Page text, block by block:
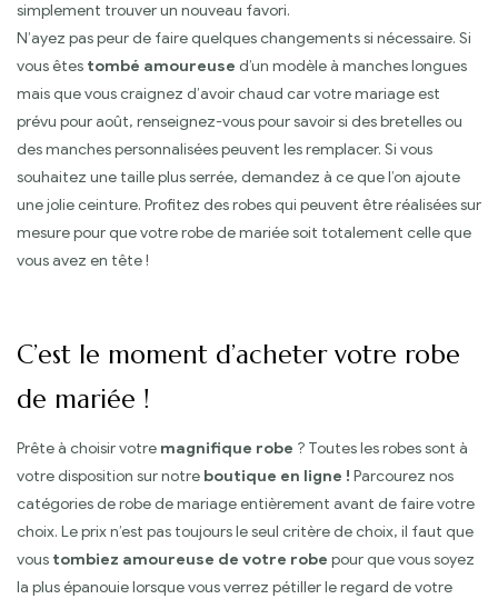
simplement trouver un nouveau favori.
N’ayez pas peur de faire quelques changements si nécessaire. Si
vous êtes tombé amoureuse d’un modèle à manches longues
mais que vous craignez d’avoir chaud car votre mariage est
prévu pour août, renseignez-vous pour savoir si des bretelles ou
des manches personnalisées peuvent les remplacer. Si vous
souhaitez une taille plus serrée, demandez à ce que l’on ajoute
une jolie ceinture. Profitez des robes qui peuvent être réalisées sur
mesure pour que votre robe de mariée soit totalement celle que
vous avez en tête !
C’est le moment d’acheter votre robe
de mariée !
Prête à choisir votre magnifique robe ? Toutes les robes sont à
votre disposition sur notre boutique en ligne ! Parcourez nos
catégories de robe de mariage entièrement avant de faire votre
choix. Le prix n’est pas toujours le seul critère de choix, il faut que
vous tombiez amoureuse de votre robe pour que vous soyez
la plus épanouie lorsque vous verrez pétiller le regard de votre